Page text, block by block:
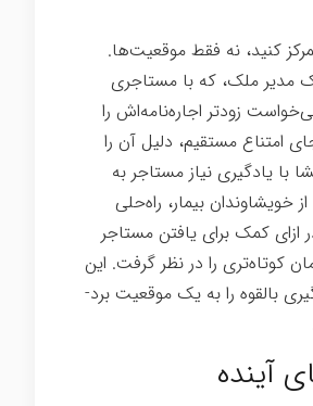
کنید، نه فقط موقعیت‌ها.
مدیر ملک، که با مستاجری
زودتر اجاره‌نامه‌اش را
امتناع مستقیم، دلیل آن را
با یادگیری نیاز مستاجر به
خویشاوندان بیمار، راه‌حلی
ازای کمک برای یافتن مستاجر
کوتاه‌تری را در نظر گرفت. این
بالقوه را به یک موقعیت برد-
آینده